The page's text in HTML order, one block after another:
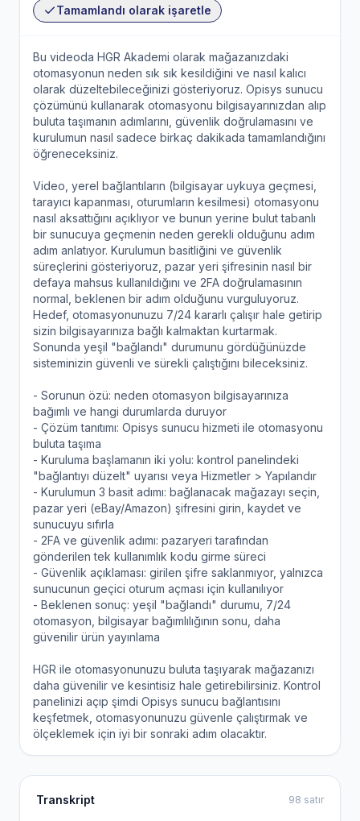
Tamamlandı olarak işaretle
Bu videoda HGR Akademi olarak mağazanızdaki
otomasyonun neden sık sık kesildiğini ve nasıl kalıcı
olarak düzeltebileceğinizi gösteriyoruz. Opisys sunucu
çözümünü kullanarak otomasyonu bilgisayarınızdan alıp
buluta taşımanın adımlarını, güvenlik doğrulamasını ve
kurulumun nasıl sadece birkaç dakikada tamamlandığını
öğreneceksiniz.
Video, yerel bağlantıların (bilgisayar uykuya geçmesi,
tarayıcı kapanması, oturumların kesilmesi) otomasyonu
nasıl aksattığını açıklıyor ve bunun yerine bulut tabanlı
bir sunucuya geçmenin neden gerekli olduğunu adım
adım anlatıyor. Kurulumun basitliğini ve güvenlik
süreçlerini gösteriyoruz, pazar yeri şifresinin nasıl bir
defaya mahsus kullanıldığını ve 2FA doğrulamasının
normal, beklenen bir adım olduğunu vurguluyoruz.
Hedef, otomasyonunuzu 7/24 kararlı çalışır hale getirip
sizin bilgisayarınıza bağlı kalmaktan kurtarmak.
Sonunda yeşil "bağlandı" durumunu gördüğünüzde
sisteminizin güvenli ve sürekli çalıştığını bileceksiniz.
- Sorunun özü: neden otomasyon bilgisayarınıza
bağımlı ve hangi durumlarda duruyor
- Çözüm tanıtımı: Opisys sunucu hizmeti ile otomasyonu
buluta taşıma
- Kuruluma başlamanın iki yolu: kontrol panelindeki
"bağlantıyı düzelt" uyarısı veya Hizmetler > Yapılandır
- Kurulumun 3 basit adımı: bağlanacak mağazayı seçin,
pazar yeri (eBay/Amazon) şifresini girin, kaydet ve
sunucuyu sıfırla
- 2FA ve güvenlik adımı: pazaryeri tarafından
gönderilen tek kullanımlık kodu girme süreci
- Güvenlik açıklaması: girilen şifre saklanmıyor, yalnızca
sunucunun geçici oturum açması için kullanılıyor
- Beklenen sonuç: yeşil "bağlandı" durumu, 7/24
otomasyon, bilgisayar bağımlılığının sonu, daha
güvenilir ürün yayınlama
HGR ile otomasyonunuzu buluta taşıyarak mağazanızı
daha güvenilir ve kesintisiz hale getirebilirsiniz. Kontrol
panelinizi açıp şimdi Opisys sunucu bağlantısını
keşfetmek, otomasyonunuzu güvenle çalıştırmak ve
ölçeklemek için iyi bir sonraki adım olacaktır.
Transkript 98 satır